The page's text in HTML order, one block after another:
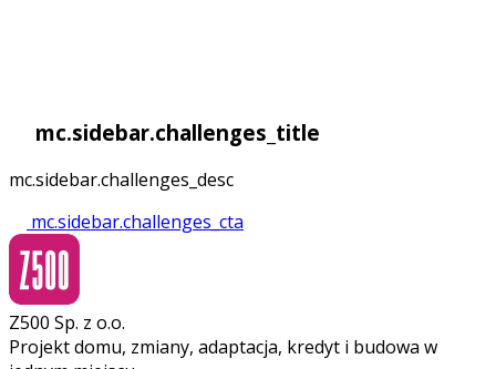
mc.sidebar.challenges_title
mc.sidebar.challenges_desc
mc.sidebar.challenges_cta
Z500 Sp. z o.o.
Projekt domu, zmiany, adaptacja, kredyt i budowa w